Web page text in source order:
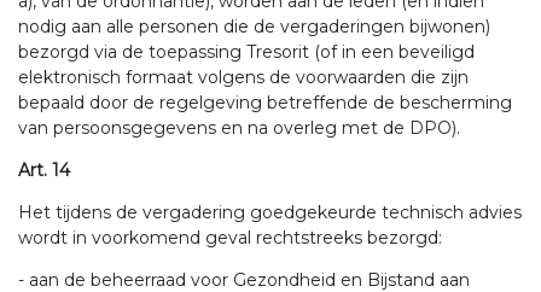
nodig aan alle personen die de vergaderingen bijwonen)
bezorgd via de toepassing Tresorit (of in een beveiligd
elektronisch formaat volgens de voorwaarden die zijn
bepaald door de regelgeving betreffende de bescherming
van persoonsgegevens en na overleg met de DPO).
Art. 14
Het tijdens de vergadering goedgekeurde technisch advies
wordt in voorkomend geval rechtstreeks bezorgd:
- aan de beheerraad voor Gezondheid en Bijstand aan